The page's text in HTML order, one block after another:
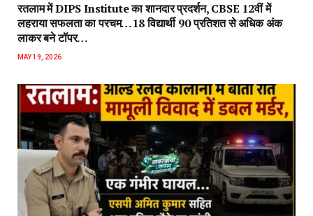
रतलाम में DIPS Institute का शानदार प्रदर्शन, CBSE 12वीं में
लहराया सफलता का परचम…18 विद्यार्थी 90 प्रतिशत से अधिक अंक
लाकर बने टॉपर…
MAY 19, 2026